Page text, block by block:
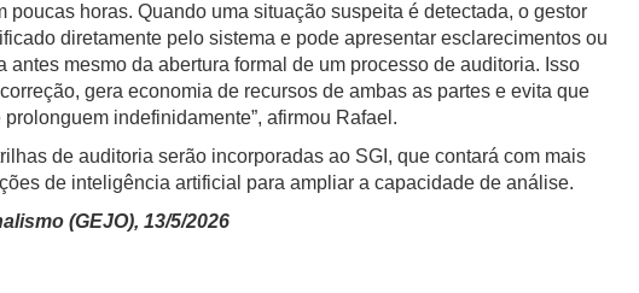
poucas horas. Quando uma situação suspeita é detectada, o gestor
diretamente pelo sistema e pode apresentar esclarecimentos ou
antes mesmo da abertura formal de um processo de auditoria. Isso
gera economia de recursos de ambas as partes e evita que
indefinidamente”, afirmou Rafael.
de auditoria serão incorporadas ao SGI, que contará com mais
de inteligência artificial para ampliar a capacidade de análise.
(GEJO), 13/5/2026